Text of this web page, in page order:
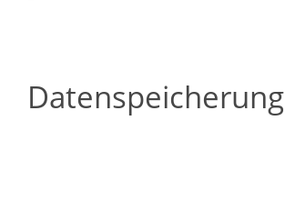
Datenspeicherung